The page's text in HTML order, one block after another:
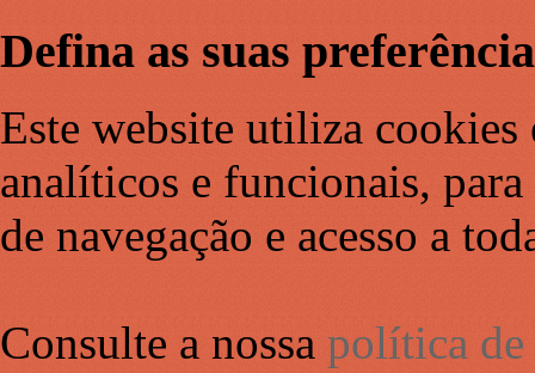
Defina as suas
Este website utiliza cookies
analíticos e funcionais,
de navegação e acesso a
Consulte a nossa política de